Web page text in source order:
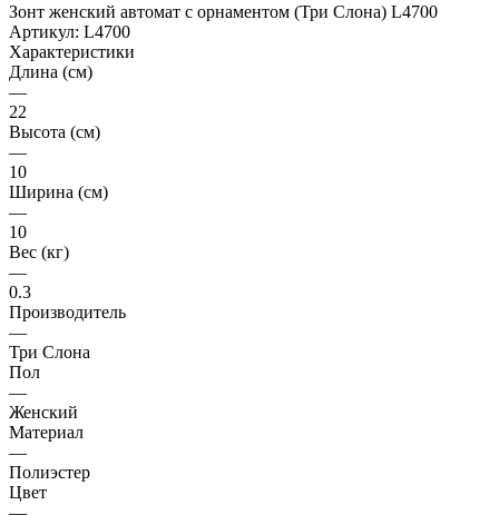
Зонт женский автомат с орнаментом (Три Слона) L4700
Артикул: L4700
Характеристики
Длина (см)
—
22
Высота (см)
—
10
Ширина (см)
—
10
Вес (кг)
—
0.3
Производитель
—
Три Слона
Пол
—
Женский
Материал
—
Полиэстер
Цвет